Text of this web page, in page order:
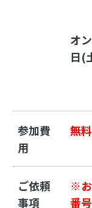
オ
日(
参加費
用
無
ご依頼
事項
※お
番